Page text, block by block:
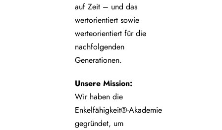
auf Zeit – und das
wertorientiert sowie
werteorientiert für die
nachfolgenden
Generationen.
Unsere Mission:
Wir haben die
Enkelfähigkeit®-Akademie
gegründet, um